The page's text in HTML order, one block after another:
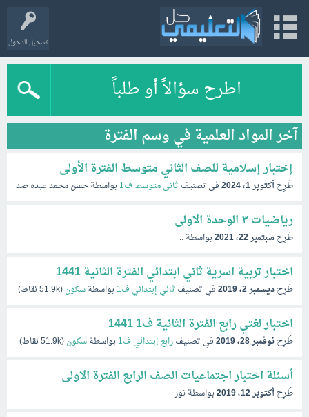
تسجيل الدخول
اطرح سؤالاً أو طلباً
آخر المواد العلمية في وسم الفترة
إختبار إسلامية للصف الثاني متوسط الفترة الأولى
طُرِحأكتوبر 1، 2024 في تصنيف ثاني متوسط ف1 بواسطةحسن محمد عبده صديق
رياضيات ٣ الوحدة الاولى
طُرِح سبتمبر 22، 2021 بواسطة..
اختبار تربية اسرية ثاني ابتدائي الفترة الثانية 1441
طُرِحديسمبر 2، 2019 في تصنيف ثاني إبتدائي ف1 بواسطةسكون(
51.9kنقاط)
اختبار لغتي رابع الفترة الثانية ف1 1441
طُرِحنوفمبر 28، 2019 في تصنيفرابع إبتدائي ف1 بواسطةسكون(
51.9kنقاط)
أسئلة اختبار اجتماعيات الصف الرابع الفترة الاولى
طُرِحأكتوبر 12، 2019 بواسطةنور